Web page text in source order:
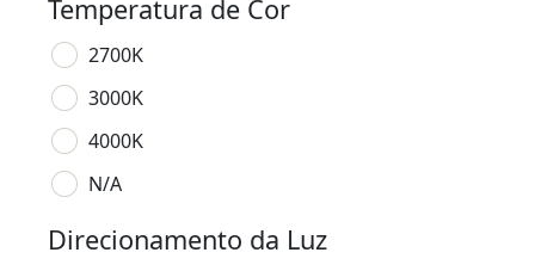
Temperatura de Cor
2700K
3000K
4000K
N/A
Direcionamento da Luz